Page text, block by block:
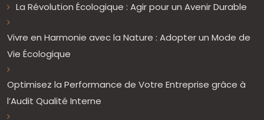
La Révolution Écologique : Agir pour un Avenir Durable
Vivre en Harmonie avec la Nature : Adopter un Mode de
Vie Écologique
Optimisez la Performance de Votre Entreprise grâce à
l’Audit Qualité Interne